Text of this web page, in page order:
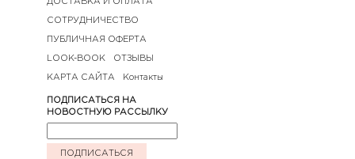
СОТРУДНИЧЕСТВО
ПУБЛИЧНАЯ ОФЕРТА
LOOK-BOOK ОТЗЫВЫ
КАРТА САЙТА Контакты
ПОДПИСАТЬСЯ НА
НОВОСТНУЮ РАССЫЛКУ
ПОДПИСАТЬСЯ